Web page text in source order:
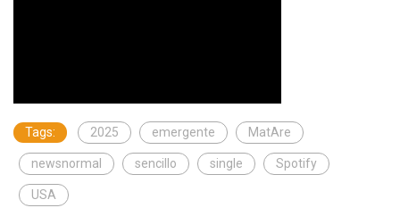
Tags: 2025 emergente MatAre
newsnormal sencillo single Spotify
USA